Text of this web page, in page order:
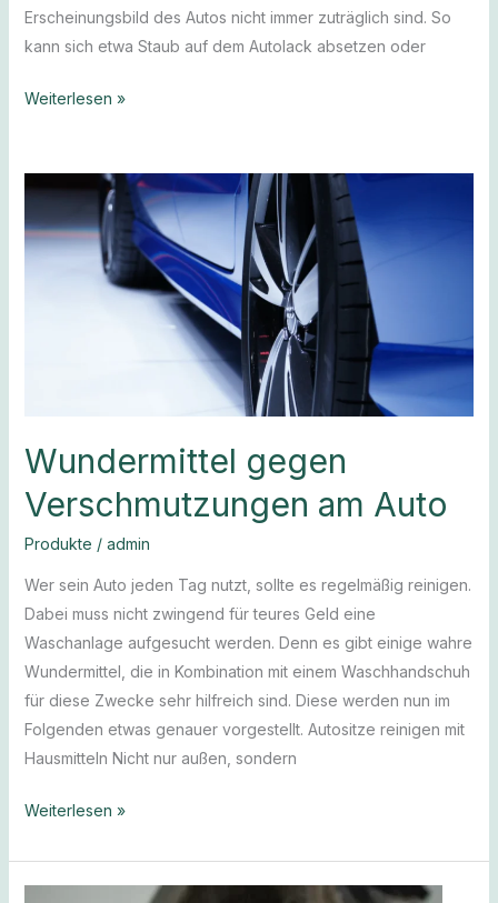
Erscheinungsbild des Autos nicht immer zuträglich sind. So
kann sich etwa Staub auf dem Autolack absetzen oder
Weiterlesen »
Wundermittel gegen
Verschmutzungen am Auto
Produkte / admin
Wer sein Auto jeden Tag nutzt, sollte es regelmäßig reinigen.
Dabei muss nicht zwingend für teures Geld eine
Waschanlage aufgesucht werden. Denn es gibt einige wahre
Wundermittel, die in Kombination mit einem Waschhandschuh
für diese Zwecke sehr hilfreich sind. Diese werden nun im
Folgenden etwas genauer vorgestellt. Autositze reinigen mit
Hausmitteln Nicht nur außen, sondern
Wundermittel
Verschmutzungen
Weiterlesen »